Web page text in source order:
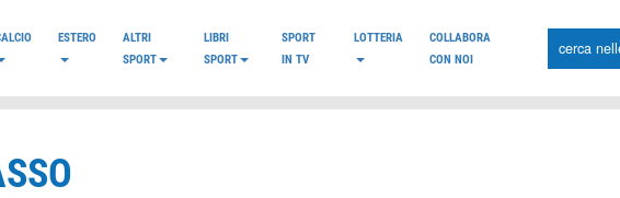
ESTERO
ALTRI
SPORT
LIBRI
SPORT
SPORT
IN TV
LOTTERIA
COLLABORA
CON NOI